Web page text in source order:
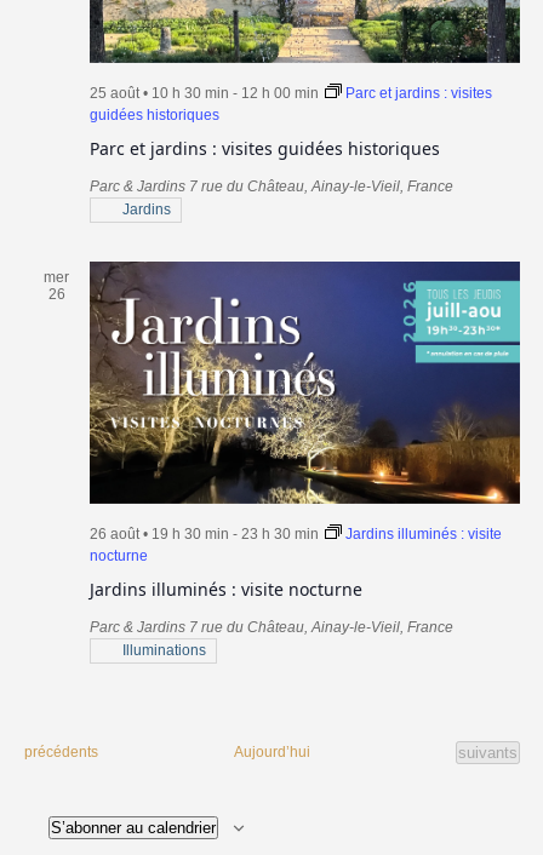
Parc et jardins : visites guidées historiques
25 août • 10 h 30 min - 12 h 00 min
Parc et jardins : visites
guidées historiques
Parc & Jardins 7 rue du Château, Ainay-le-Vieil, France
Jardins
mer
26
Jardins illuminés : visite nocturne
26 août • 19 h 30 min - 23 h 30 min
Jardins illuminés : visite
nocturne
Parc & Jardins 7 rue du Château, Ainay-le-Vieil, France
Illuminations
Évènements
précédents Aujourd’hui suivants
S’abonner au calendrier